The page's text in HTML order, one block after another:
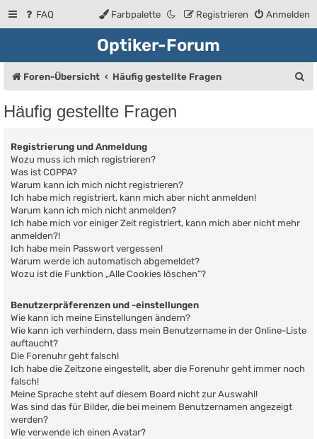
FAQ Anmelden
Registrieren
Farbpalette
Optiker-Forum
Foren-Übersicht Häufig gestellte Fragen
Häufig gestellte Fragen
Registrierung und Anmeldung
Wozu muss ich mich registrieren?
Was ist COPPA?
Warum kann ich mich nicht registrieren?
Ich habe mich registriert, kann mich aber nicht anmelden!
Warum kann ich mich nicht anmelden?
Ich habe mich vor einiger Zeit registriert, kann mich aber nicht mehr
anmelden?!
Ich habe mein Passwort vergessen!
Warum werde ich automatisch abgemeldet?
Wozu ist die Funktion „Alle Cookies löschen“?
Benutzerpräferenzen und -einstellungen
Wie kann ich meine Einstellungen ändern?
Wie kann ich verhindern, dass mein Benutzername in der Online-Liste
auftaucht?
Die Forenuhr geht falsch!
Ich habe die Zeitzone eingestellt, aber die Forenuhr geht immer noch
falsch!
Meine Sprache steht auf diesem Board nicht zur Auswahl!
Was sind das für Bilder, die bei meinem Benutzernamen angezeigt
werden?
Wie verwende ich einen Avatar?